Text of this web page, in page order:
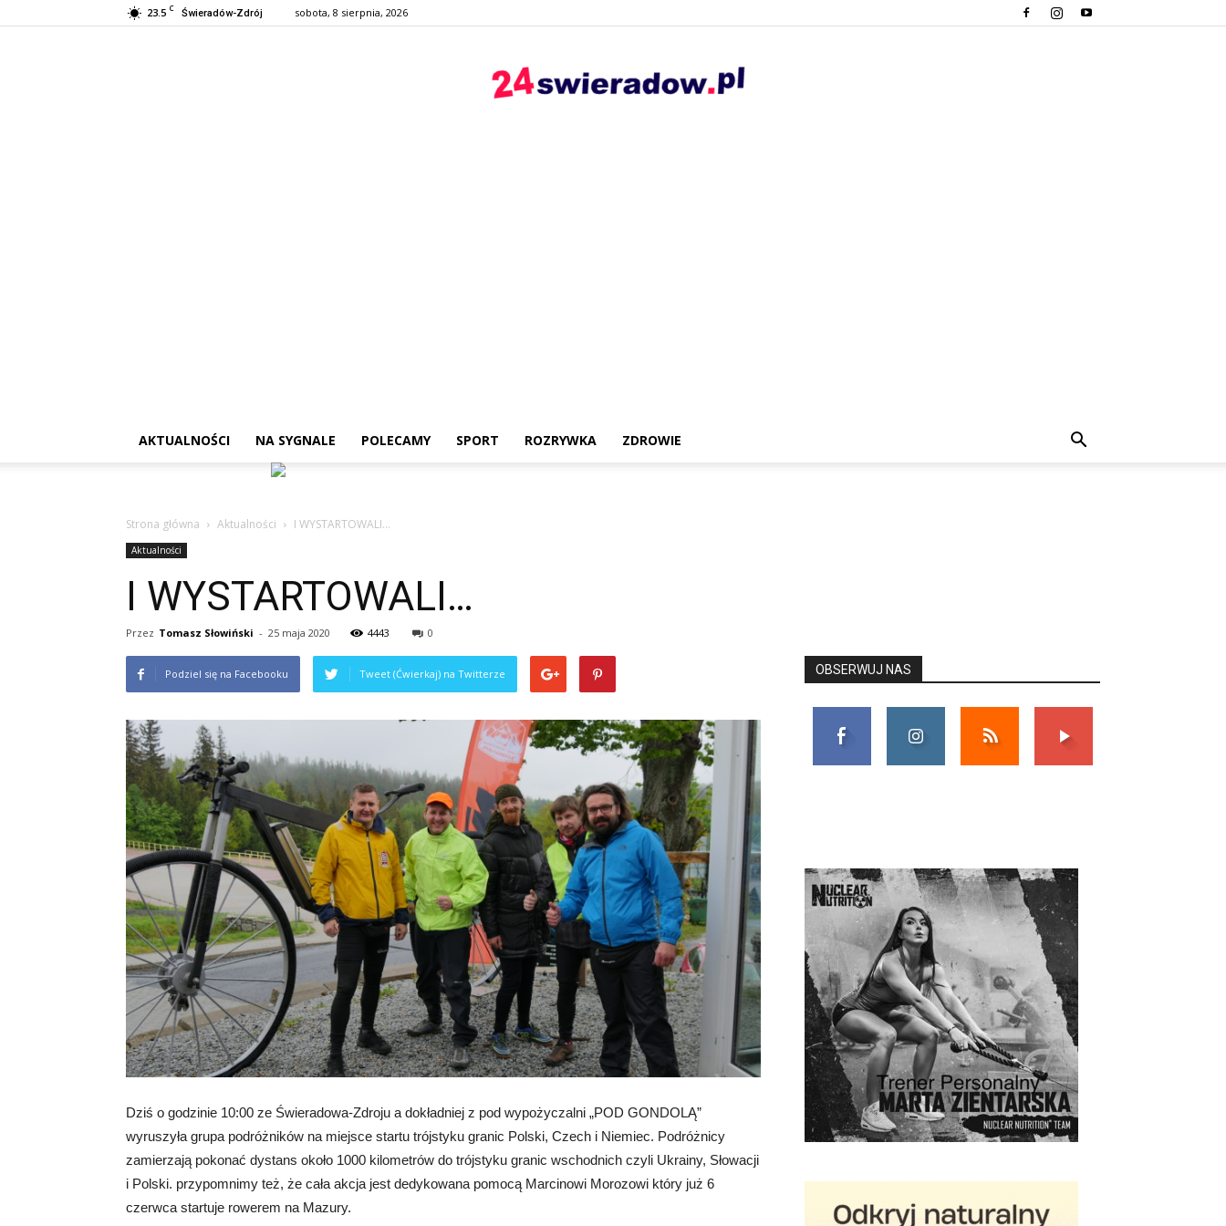
23.5 C Świeradów-Zdrój sobota, 8 sierpnia, 2026
źródło
informacji
AKTUALNOŚCI NA SYGNALE POLECAMY SPORT ROZRYWKA ZDROWIE
Strona główna Aktualności I WYSTARTOWALI…
Aktualności
I WYSTARTOWALI…
Przez Tomasz Słowiński - 25 maja 2020 4443 0
Podziel się na Facebooku Tweet (Ćwierkaj) na Twitterze
Dziś o godzinie 10:00 ze Świeradowa-Zdroju a dokładniej z pod wypożyczalni „POD GONDOLĄ”
wyruszyła grupa podróżników na miejsce startu trójstyku granic Polski, Czech i Niemiec. Podróżnicy
zamierzają pokonać dystans około 1000 kilometrów do trójstyku granic wschodnich czyli Ukrainy, Słowacji
i Polski. przypomnimy też, że cała akcja jest dedykowana pomocą Marcinowi Morozowi który już 6
czerwca startuje rowerem na Mazury.
OBSERWUJ NAS